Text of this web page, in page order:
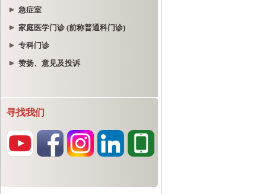
急症室
家庭医学门诊 (前称普通科门诊)
专科门诊
赞扬、意见及投诉
寻找我们